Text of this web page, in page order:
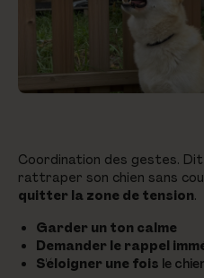
Coordination des gestes.
rattraper son chien sans
quitter la zone de tension.
Garder un ton calme
Demander le rappel
S'éloigner une fois le